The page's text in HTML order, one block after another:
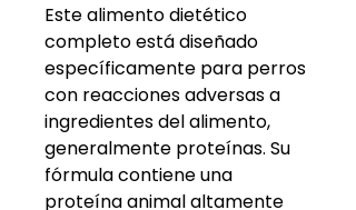
Este alimento dietético
completo está diseñado
específicamente para perros
con reacciones adversas a
ingredientes del alimento,
generalmente proteínas. Su
fórmula contiene una
proteína animal altamente